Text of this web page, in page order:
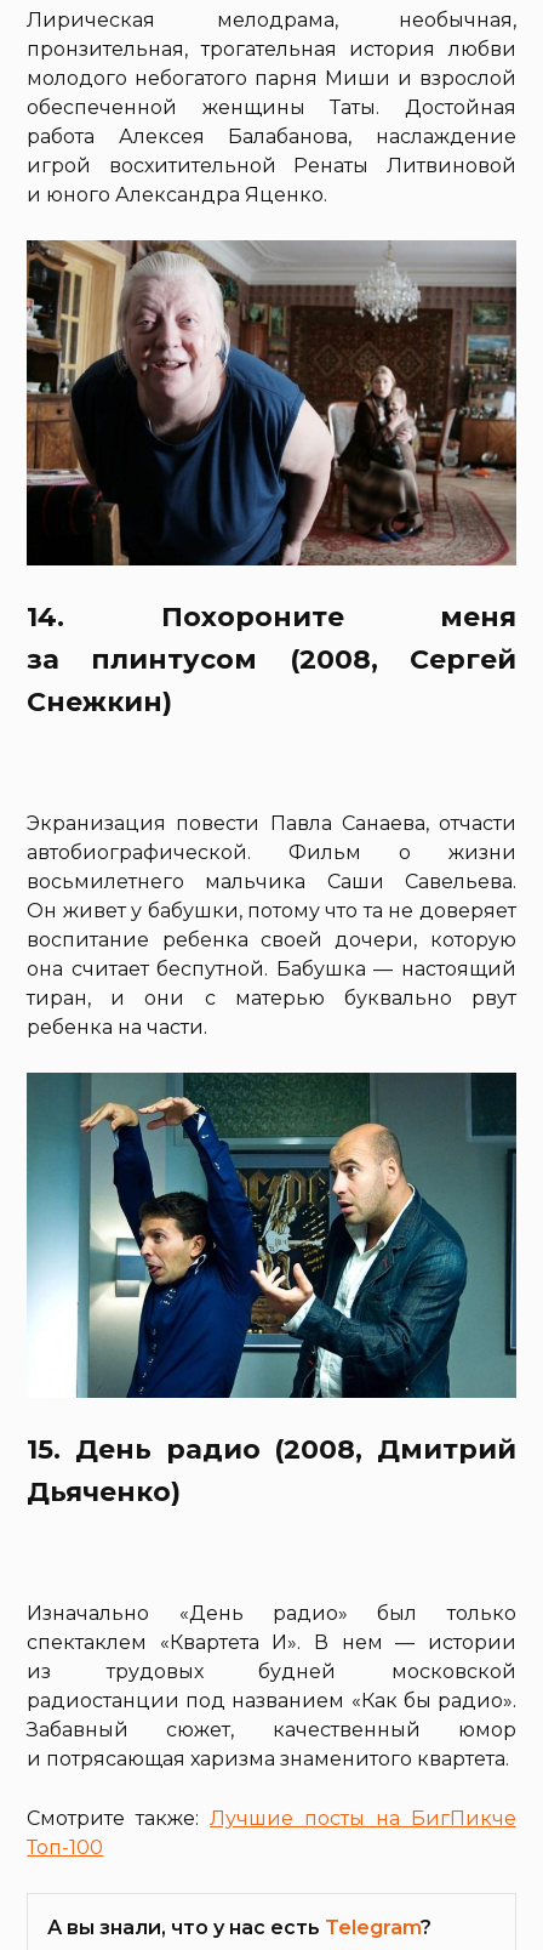
Лирическая мелодрама, необычная,
пронзительная, трогательная история любви
молодого небогатого парня Миши и взрослой
обеспеченной женщины Таты. Достойная
работа Алексея Балабанова, наслаждение
игрой восхитительной Ренаты Литвиновой
и юного Александра Яценко.
14. Похороните меня
за плинтусом (2008, Сергей
Снежкин)
Экранизация повести Павла Санаева, отчасти
автобиографической. Фильм о жизни
восьмилетнего мальчика Саши Савельева.
Он живет у бабушки, потому что та не доверяет
воспитание ребенка своей дочери, которую
она считает беспутной. Бабушка — настоящий
тиран, и они с матерью буквально рвут
ребенка на части.
15. День радио (2008, Дмитрий
Дьяченко)
Изначально «День радио» был только
спектаклем «Квартета И». В нем — истории
из трудовых будней московской
радиостанции под названием «Как бы радио».
Забавный сюжет, качественный юмор
и потрясающая харизма знаменитого квартета.
Смотрите также:Лучшие посты на БигПикче
Топ-100
А вы знали, что у нас есть Telegram?